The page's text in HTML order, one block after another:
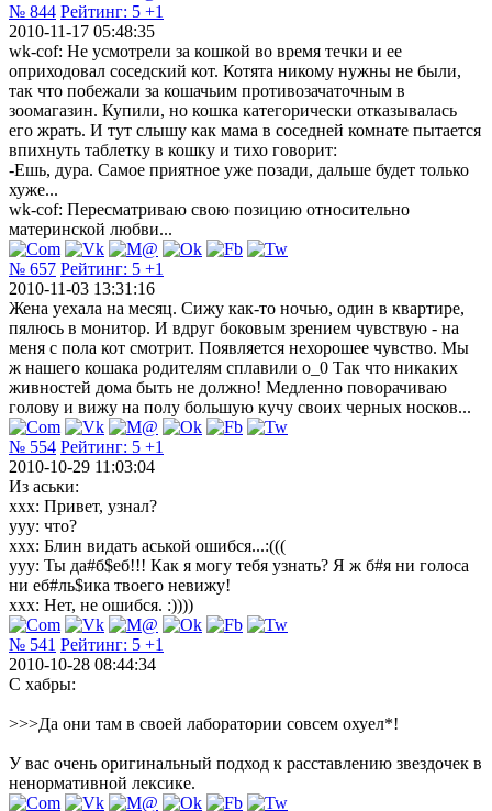
№ 844 Рейтинг: 5 +1
2010-11-17 05:48:35
wk-cof: Не усмотрели за кошкой во время течки и ее
оприходовал соседский кот. Котята никому нужны не были,
так что побежали за кошачьим противозачаточным в
зоомагазин. Купили, но кошка категорически отказывалась
его жрать. И тут слышу как мама в соседней комнате пытается
впихнуть таблетку в кошку и тихо говорит:
-Ешь, дура. Самое приятное уже позади, дальше будет только
хуже...
wk-cof: Пересматриваю свою позицию относительно
материнской любви...
№ 657 Рейтинг: 5 +1
2010-11-03 13:31:16
Жена уехала на месяц. Сижу как-то ночью, один в квартире,
пялюсь в монитор. И вдруг боковым зрением чувствую - на
меня с пола кот смотрит. Появляется нехорошее чувство. Мы
ж нашего кошака родителям сплавили о_0 Так что никаких
живностей дома быть не должно! Медленно поворачиваю
голову и вижу на полу большую кучу своих черных носков...
№ 554 Рейтинг: 5 +1
2010-10-29 11:03:04
Из аськи:
xxx: Привет, узнал?
yyy: что?
xxx: Блин видать аськой ошибся...:(((
yyy: Ты да#б$еб!!! Как я могу тебя узнать? Я ж б#я ни голоса
ни еб#ль$ика твоего невижу!
xxx: Нет, не ошибся. :))))
№ 541 Рейтинг: 5 +1
2010-10-28 08:44:34
С хабры:
>>>Да они там в своей лаборатории совсем охуел*!
У вас очень оригинальный подход к расставлению звездочек в
ненормативной лексике.